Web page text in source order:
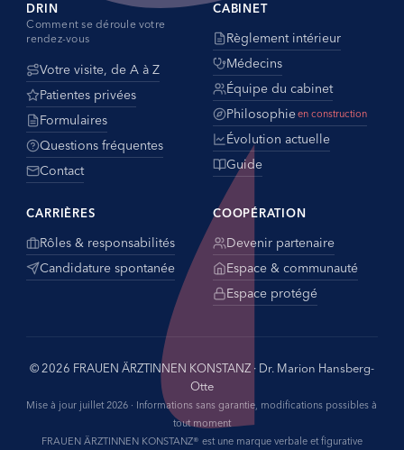
DRIN
Comment se déroule votre
rendez-vous
Votre visite, de A à Z
Patientes privées
Formulaires
Questions fréquentes
Contact
CABINET
Règlement intérieur
Médecins
Équipe du cabinet
Philosophieen construction
Évolution actuelle
Guide
CARRIÈRES
Rôles & responsabilités
Candidature spontanée
COOPÉRATION
Devenir partenaire
Espace & communauté
Espace protégé
© 2026 FRAUEN ÄRZTINNEN KONSTANZ · Dr. Marion Hansberg-
Otte
Mise à jour juillet 2026 · Informations sans garantie, modifications possibles à
tout moment
FRAUEN ÄRZTINNEN KONSTANZ® est une marque verbale et figurative